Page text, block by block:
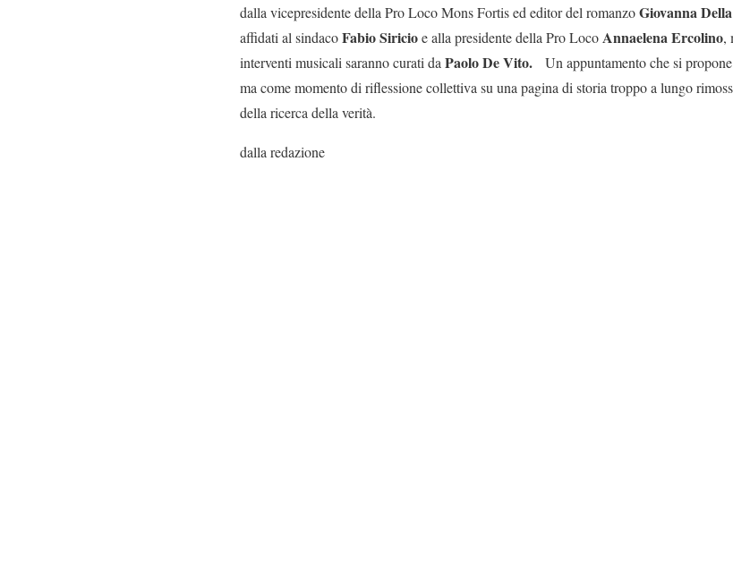
dalla vicepresidente della Pro Loco Mons Fortis ed editor del romanzoGiovanna
affidati al sindacoFabio Siricioe alla presidente della Pro LocoAnnaelena Ercolino,
interventi musicali saranno curati da Paolo De Vito. Un appuntamento che si
ma come momento di riflessione collettiva su una pagina di storia troppo a lungo
della ricerca della verità.
dalla redazione